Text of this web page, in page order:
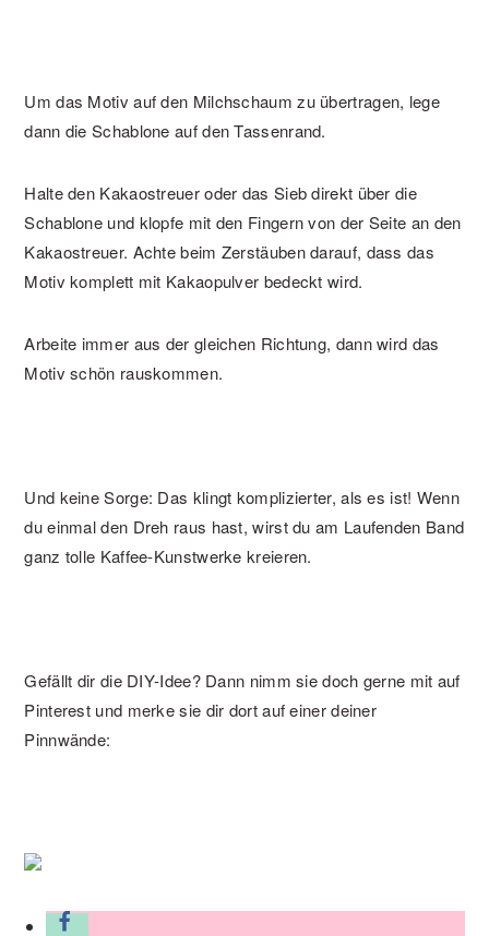
Um das Motiv auf den Milchschaum zu übertragen, lege
dann die Schablone auf den Tassenrand.
Halte den Kakaostreuer oder das Sieb direkt über die
Schablone und klopfe mit den Fingern von der Seite an den
Kakaostreuer. Achte beim Zerstäuben darauf, dass das
Motiv komplett mit Kakaopulver bedeckt wird.
Arbeite immer aus der gleichen Richtung, dann wird das
Motiv schön rauskommen.
Und keine Sorge: Das klingt komplizierter, als es ist! Wenn
du einmal den Dreh raus hast, wirst du am Laufenden Band
ganz tolle Kaffee-Kunstwerke kreieren.
Gefällt dir die DIY-Idee? Dann nimm sie doch gerne mit auf
Pinterest und merke sie dir dort auf einer deiner
Pinnwände: